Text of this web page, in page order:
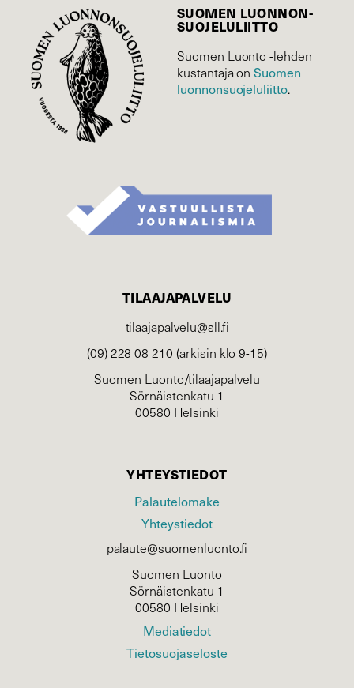
SUOMEN LUONNON­
SUOJELU­LIITTO
Suomen Luonto -lehden
kustantaja onSuomen
luonnonsuojelu­liitto.
TILAAJAPALVELU
tilaajapalvelu@sll.fi
(09) 228 08 210 (arkisin klo 9-15)
Suomen Luonto/tilaajapalvelu
Sörnäistenkatu 1
00580 Helsinki
YHTEYSTIEDOT
Palautelomake
Yhteystiedot
palaute@suomenluonto.fi
Suomen Luonto
Sörnäistenkatu 1
00580 Helsinki
Mediatiedot
Tietosuojaseloste